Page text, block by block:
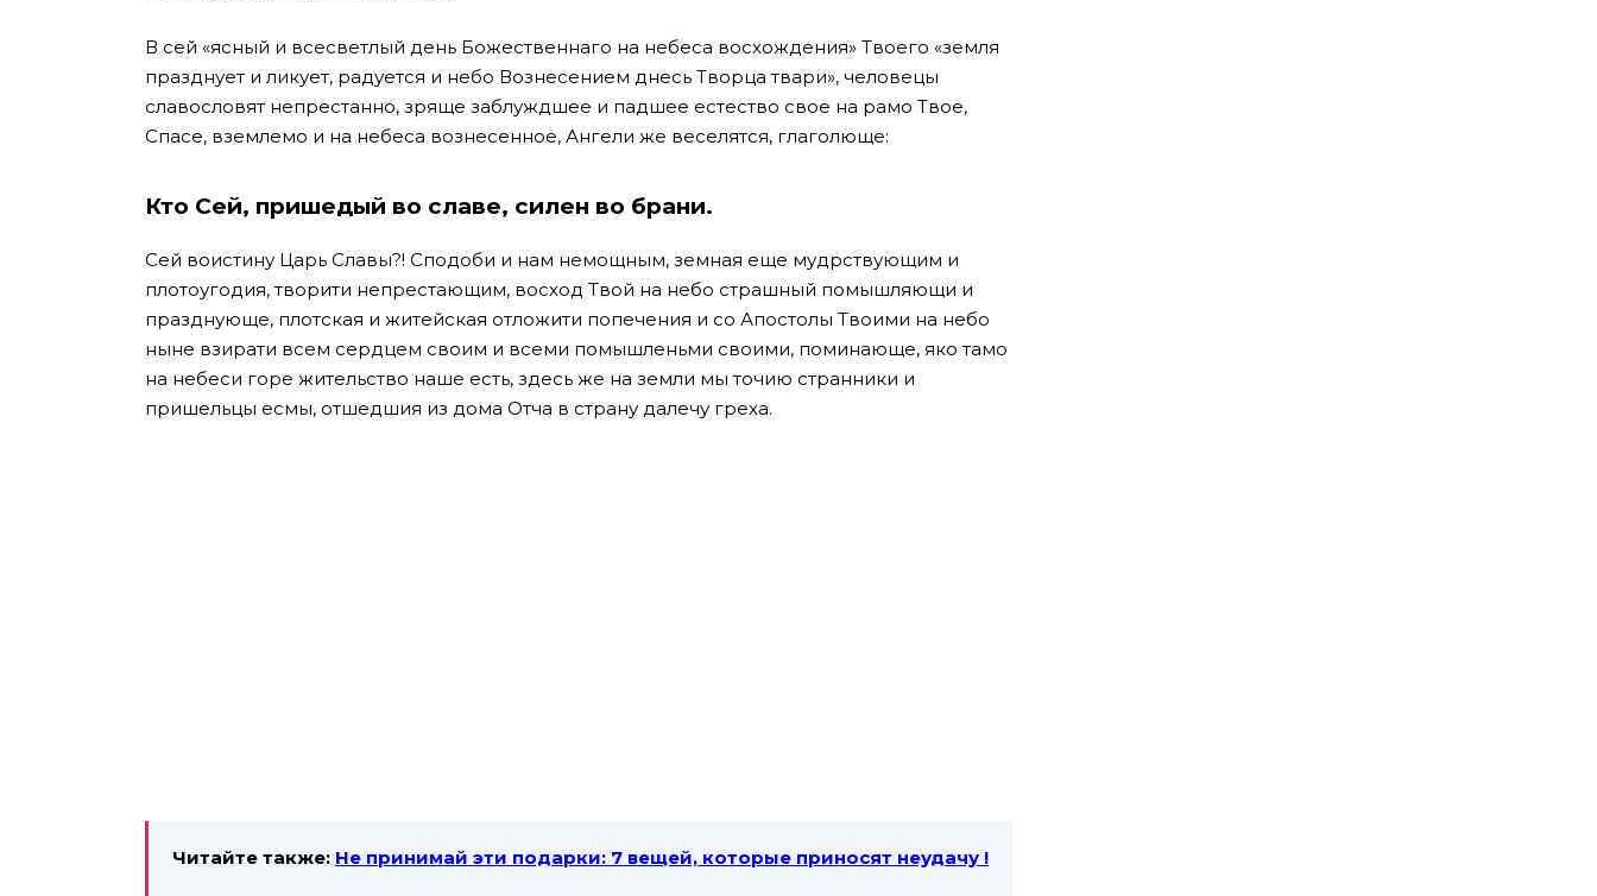
В сей «ясный и всесветлый день Божественнаго на небеса восхождения» Твоего «земля
празднует и ликует, радуется и небо Вознесением днесь Творца твари», человецы
славословят непрестанно, зряще заблуждшее и падшее естество свое на рамо Твое,
Спасе, вземлемо и на небеса вознесенное, Ангели же веселятся, глаголюще:
Кто Сей, пришедый во славе, силен во брани.
Сей воистину Царь Славы?! Сподоби и нам немощным, земная еще мудрствующим и
плотоугодия, творити непрестающим, восход Твой на небо страшный помышляющи и
празднующе, плотская и житейская отложити попечения и со Апостолы Твоими на небо
ныне взирати всем сердцем своим и всеми помышленьми своими, поминающе, яко тамо
на небеси горе жительство наше есть, здесь же на земли мы точию странники и
пришельцы есмы, отшедшия из дома Отча в страну далечу греха.
Читайте также: Не принимай эти подарки: 7 вещей, которые приносят неудачу !